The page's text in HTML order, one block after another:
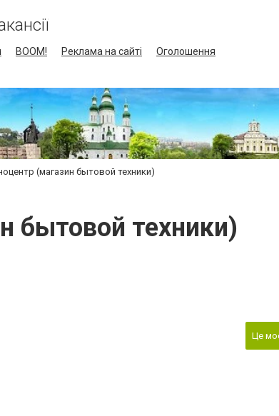
BOOM! Реклама на сайті
Оголошення
(магазин бытовой техники)
бытовой техники)
Це